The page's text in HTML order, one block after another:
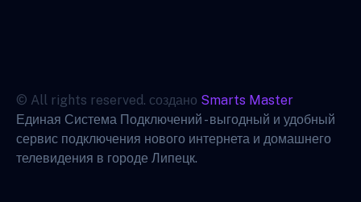
© All rights reserved. создано Smarts Master
Единая Система Подключений - выгодный и удобный
сервис подключения нового интернета и домашнего
телевидения в городе Липецк.